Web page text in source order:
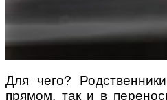
Для чего?
прямом, так и в